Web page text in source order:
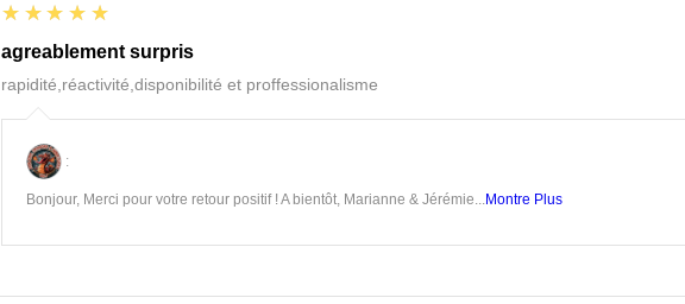
5
★★★★★
agreablement surpris
rapidité,réactivité,disponibilité et proffessionalisme
:
Bonjour, Merci pour votre retour positif ! A bientôt, Marianne & Jérémie...Montre Plus